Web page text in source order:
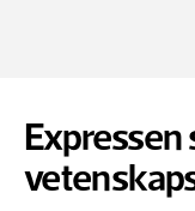
Expressen